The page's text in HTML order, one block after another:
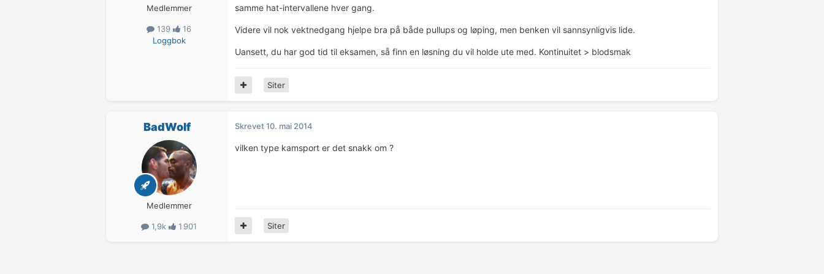
Medlemmer
139
16
Loggbok
samme hat-intervallene hver gang.
Videre vil nok vektnedgang hjelpe bra på både pullups og løping, men benken vil sannsynligvis lide.
Uansett, du har god tid til eksamen, så finn en løsning du vil holde ute med. Kontinuitet > blodsmak
Siter
BadWolf
Medlemmer
1,9k 1 901
Skrevet10. mai 2014
vilken type kamsport er det snakk om ?
Siter